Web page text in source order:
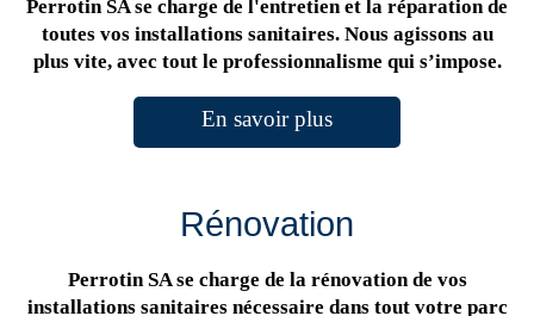
Perrotin SA se charge de l'entretien et la réparation de
toutes vos installations sanitaires. Nous agissons au
plus vite, avec tout le professionnalisme qui s’impose.
En savoir plus
Rénovation
Perrotin SA se charge de la rénovation de vos
installations sanitaires nécessaire dans tout votre parc